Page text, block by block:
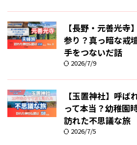
【長野・元善光寺
参り？真っ暗な戒
手をつないだ話
2026/7/9
【玉置神社】呼ば
って本当？幼稚園
訪れた不思議な旅
2026/7/5